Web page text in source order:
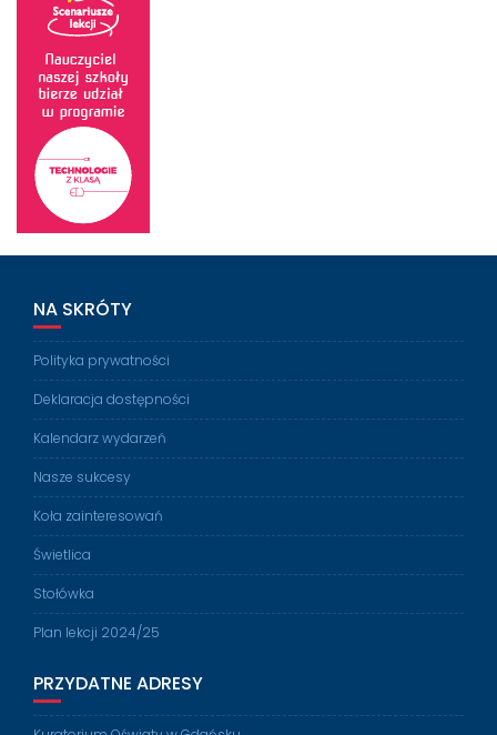
NA SKRÓTY
Polityka prywatności
Deklaracja dostępności
Kalendarz wydarzeń
Nasze sukcesy
Koła zainteresowań
Świetlica
Stołówka
Plan lekcji 2024/25
PRZYDATNE ADRESY